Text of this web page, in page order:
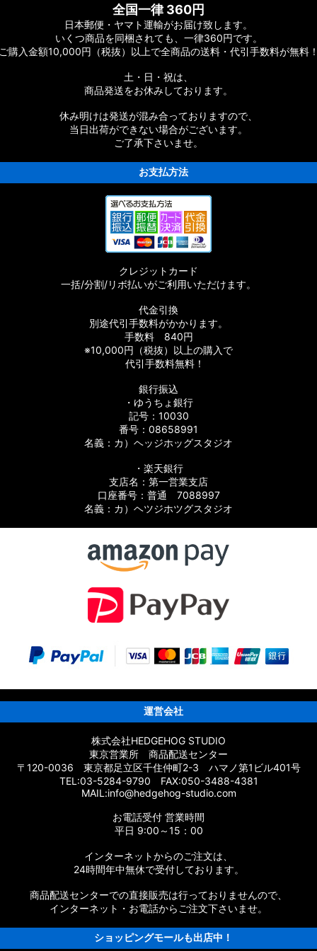
スタムパーツ
全国一律 360円
日本郵便・ヤマト運輸がお届け致します。
いくつ商品を同梱されても、一律360円です。
ご購入金額10,000円（税抜）以上で全商品の送料・代引手数料が無料
土・日・祝は、
商品発送をお休みしております。
休み明けは発送が混み合っておりますので、
当日出荷ができない場合がございます。
ご了承下さいませ。
お支払方法
クレジットカード
一括/分割/リボ払いがご利用いただけます。
代金引換
別途代引手数料がかかります。
手数料 840円
※10,000円（税抜）以上の購入で
代引手数料無料！
銀行振込
・ゆうちょ銀行
記号：10030
番号：08658991
名義：カ）ヘッジホッグスタジオ
・楽天銀行
支店名：第一営業支店
口座番号：普通 7088997
名義：カ）ヘツジホツグスタジオ
運営会社
株式会社HEDGEHOG STUDIO
東京営業所 商品配送センター
〒120-0036 東京都足立区千住仲町2-3 ハマノ第1ビル401号
TEL:03-5284-9790 FAX:050-3488-4381
MAIL:info@hedgehog-studio.com
お電話受付 営業時間
平日 9:00～15：00
インターネットからのご注文は、
24時間年中無休で受付しております。
商品配送センターでの直接販売は行っておりませんので、
インターネット・お電話からご注文下さいませ。
ショッピングモールも出店中！